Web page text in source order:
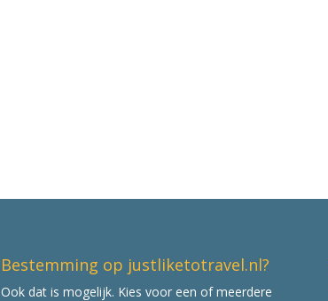
Bestemming op justliketotravel.nl?
Ook dat is mogelijk. Kies voor een of meerdere